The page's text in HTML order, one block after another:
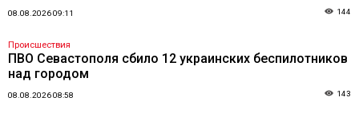
08.08.2026 09:11 144
Происшествия
ПВО Севастополя сбило 12 украинских беспилотников
над городом
08.08.2026 08:58 143